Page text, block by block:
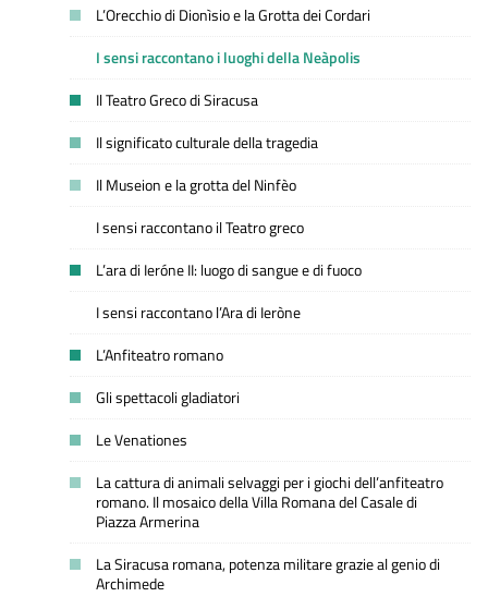
L’Orecchio di Dionìsio e la Grotta dei Cordari
I sensi raccontano i luoghi della Neàpolis
Il Teatro Greco di Siracusa
Il significato culturale della tragedia
Il Museion e la grotta del Ninfèo
I sensi raccontano il Teatro greco
L’ara di Ieróne II: luogo di sangue e di fuoco
I sensi raccontano l’Ara di Ieròne
L’Anfiteatro romano
Gli spettacoli gladiatori
Le Venationes
La cattura di animali selvaggi per i giochi dell’anfiteatro
romano. Il mosaico della Villa Romana del Casale di
Piazza Armerina
La Siracusa romana, potenza militare grazie al genio di
Archimede